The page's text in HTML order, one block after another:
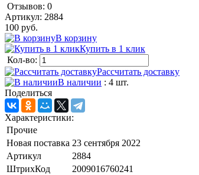
Отзывов: 0
Артикул: 2884
100 руб.
В корзину
Купить в 1 клик
Кол-во:
Рассчитать доставку
В наличии : 4 шт.
Поделиться
Характеристики:
Прочие
Новая поставка 23 сентября 2022
Артикул
2884
ШтрихКод
2009016760241